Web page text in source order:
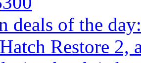
deals of the
Restore 2,